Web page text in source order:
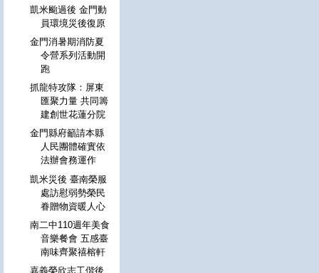
凱米颱過後 金門動
員環境災後復原
金門消暑期消防夏
令營系列活動開
跑
抓龍特攻隊：屏東
匯聚力量 共同籌
建創世花蓮分院
金門縣府籲請本縣
人民團體確實依
法辦會務運作
凱米災後 臺南榮服
處訪慰弱勢榮民
眷贈物資暖人心
南二中110週年美食
音樂餐會 五感臺
南味齊聚禧榕軒
嘉義榮欣志工偕後